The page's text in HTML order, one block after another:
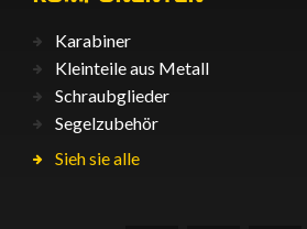
Karabiner
Kleinteile aus Metall
Schraubglieder
Segelzubehör
Sieh sie alle